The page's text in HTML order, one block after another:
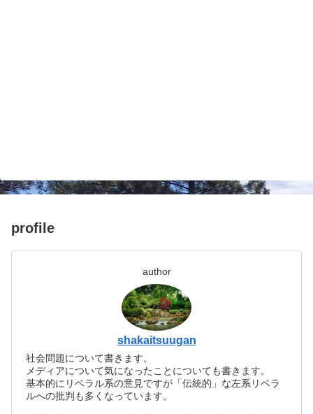
profile
author
shakaitsuugan
社会問題について書きます。
メディアについて気になったことについても書きます。
基本的にリベラル系の意見ですが「伝統的」な左系リベラ
ルへの批判も多くなっています。